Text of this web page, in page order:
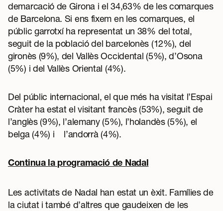
demarcació de Girona i el 34,63% de les comarques
de Barcelona. Si ens fixem en les comarques, el
públic garrotxí ha representat un 38% del total,
seguit de la població del barcelonès (12%), del
gironès (9%), del Vallès Occidental (5%), d’Osona
(5%) i del Vallès Oriental (4%).
Del públic internacional, el que més ha visitat l’Espai
Cràter ha estat el visitant francès (53%), seguit de
l’anglès (9%), l’alemany (5%), l’holandès (5%), el
belga (4%) i l’andorrà (4%).
Continua la programació de Nadal
Les activitats de Nadal han estat un èxit. Famílies de
la ciutat i també d’altres que gaudeixen de les